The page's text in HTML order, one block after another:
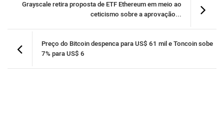
Grayscale retira proposta de ETF Ethereum em meio ao
ceticismo sobre a aprovação...
Preço do Bitcoin despenca para US$ 61 mil e Toncoin sobe
7% para US$ 6